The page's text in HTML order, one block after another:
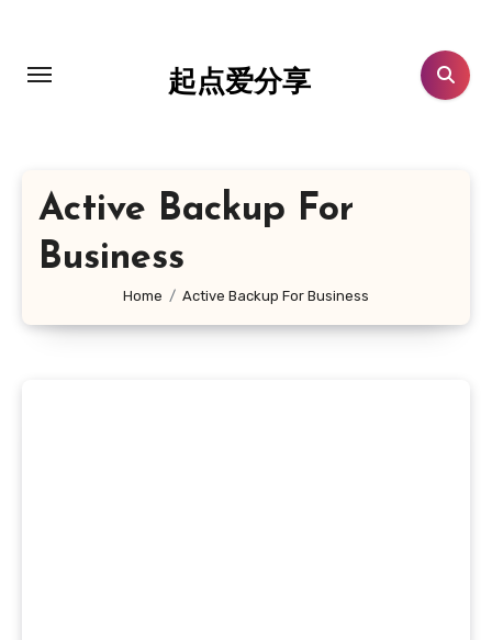
起点爱分享
Active Backup For
Business
Home Active Backup For Business